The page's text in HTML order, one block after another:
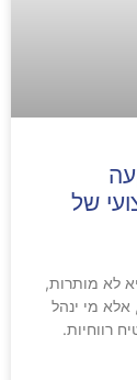
של
לא מותרות,
מי ינהל
רווחיות.